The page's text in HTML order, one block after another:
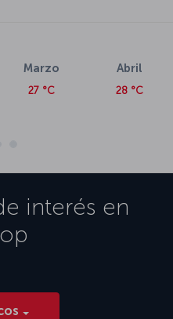
Marzo
27 °C
Abril
28 °C
interés en